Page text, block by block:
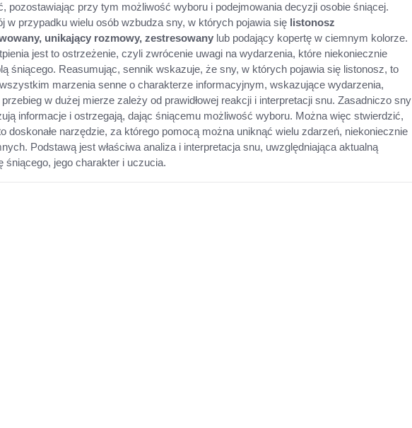
pozostawiając przy tym możliwość wyboru i podejmowania decyzji osobie śniącej.
w przypadku wielu osób wzbudza sny, w których pojawia się listonosz
unikający rozmowy, zestresowany lub podający kopertę w ciemnym kolorze.
jest to ostrzeżenie, czyli zwrócenie uwagi na wydarzenia, które niekoniecznie
śniącego. Reasumując, sennik wskazuje, że sny, w których pojawia się listonosz, to
marzenia senne o charakterze informacyjnym, wskazujące wydarzenia,
w dużej mierze zależy od prawidłowej reakcji i interpretacji snu. Zasadniczo sny
informacje i ostrzegają, dając śniącemu możliwość wyboru. Można więc stwierdzić,
doskonałe narzędzie, za którego pomocą można uniknąć wielu zdarzeń, niekoniecznie
Podstawą jest właściwa analiza i interpretacja snu, uwzględniająca aktualną
śniącego, jego charakter i uczucia.